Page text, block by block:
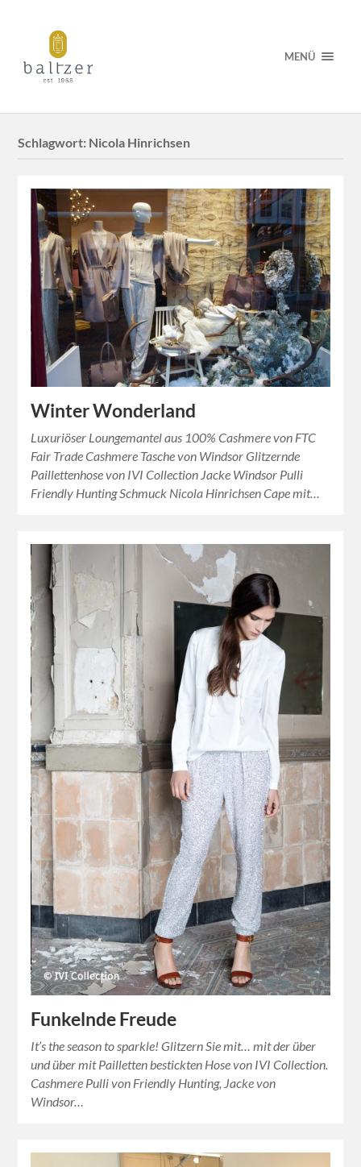
MENÜ
Schlagwort: Nicola Hinrichsen
Winter Wonderland
Luxuriöser Loungemantel aus 100% Cashmere von FTC
Fair Trade Cashmere Tasche von Windsor Glitzernde
Paillettenhose von IVI Collection Jacke Windsor Pulli
Friendly Hunting Schmuck Nicola Hinrichsen Cape mit…
Funkelnde Freude
It’s the season to sparkle! Glitzern Sie mit… mit der über
und über mit Pailletten bestickten Hose von IVI Collection.
Cashmere Pulli von Friendly Hunting, Jacke von
Windsor…